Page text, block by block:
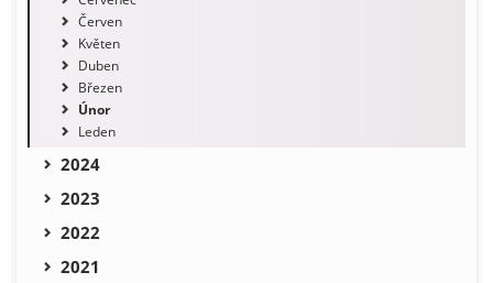
Červen
Květen
Duben
Březen
Únor
Leden
2024
2023
2022
2021